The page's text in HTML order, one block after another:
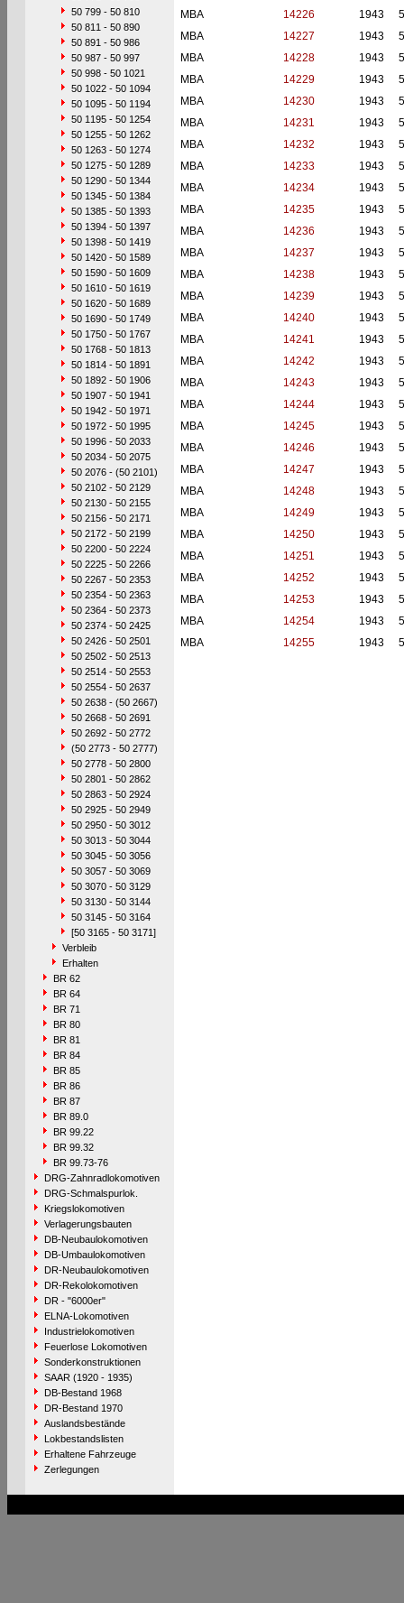
50 799 - 50 810
50 811 - 50 890
50 891 - 50 986
50 987 - 50 997
50 998 - 50 1021
50 1022 - 50 1094
50 1095 - 50 1194
50 1195 - 50 1254
50 1255 - 50 1262
50 1263 - 50 1274
50 1275 - 50 1289
50 1290 - 50 1344
50 1345 - 50 1384
50 1385 - 50 1393
50 1394 - 50 1397
50 1398 - 50 1419
50 1420 - 50 1589
50 1590 - 50 1609
50 1610 - 50 1619
50 1620 - 50 1689
50 1690 - 50 1749
50 1750 - 50 1767
50 1768 - 50 1813
50 1814 - 50 1891
50 1892 - 50 1906
50 1907 - 50 1941
50 1942 - 50 1971
50 1972 - 50 1995
50 1996 - 50 2033
50 2034 - 50 2075
50 2076 - (50 2101)
50 2102 - 50 2129
50 2130 - 50 2155
50 2156 - 50 2171
50 2172 - 50 2199
50 2200 - 50 2224
50 2225 - 50 2266
50 2267 - 50 2353
50 2354 - 50 2363
50 2364 - 50 2373
50 2374 - 50 2425
50 2426 - 50 2501
50 2502 - 50 2513
50 2514 - 50 2553
50 2554 - 50 2637
50 2638 - (50 2667)
50 2668 - 50 2691
50 2692 - 50 2772
(50 2773 - 50 2777)
50 2778 - 50 2800
50 2801 - 50 2862
50 2863 - 50 2924
50 2925 - 50 2949
50 2950 - 50 3012
50 3013 - 50 3044
50 3045 - 50 3056
50 3057 - 50 3069
50 3070 - 50 3129
50 3130 - 50 3144
50 3145 - 50 3164
[50 3165 - 50 3171]
Verbleib
Erhalten
BR 62
BR 64
BR 71
BR 80
BR 81
BR 84
BR 85
BR 86
BR 87
BR 89.0
BR 99.22
BR 99.32
BR 99.73-76
DRG-Zahnradlokomotiven
DRG-Schmalspurlok.
Kriegslokomotiven
Verlagerungsbauten
DB-Neubaulokomotiven
DB-Umbaulokomotiven
DR-Neubaulokomotiven
DR-Rekolokomotiven
DR - "6000er"
ELNA-Lokomotiven
Industrielokomotiven
Feuerlose Lokomotiven
Sonderkonstruktionen
SAAR (1920 - 1935)
DB-Bestand 1968
DR-Bestand 1970
Auslandsbestände
Lokbestandslisten
Erhaltene Fahrzeuge
Zerlegungen
MBA
14226 1943
MBA
14227 1943
MBA
14228 1943
MBA
14229 1943
MBA
14230 1943
MBA
14231 1943
MBA
14232 1943
MBA
14233 1943
MBA
14234 1943
MBA
14235 1943
MBA
14236 1943
MBA
14237 1943
MBA
14238 1943
MBA
14239 1943
MBA
14240 1943
MBA
14241 1943
MBA
14242 1943
MBA
14243 1943
MBA
14244 1943
MBA
14245 1943
MBA
14246 1943
MBA
14247 1943
MBA
14248 1943
MBA
14249 1943
MBA
14250 1943
MBA
14251 1943
MBA
14252 1943
MBA
14253 1943
MBA
14254 1943
MBA
14255 1943